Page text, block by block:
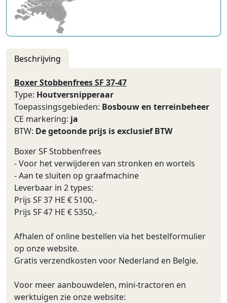
Beschrijving
Boxer Stobbenfrees SF 37-47
Type: Houtversnipperaar
Toepassingsgebieden: Bosbouw en terreinbeheer
CE markering: ja
BTW: De getoonde prijs is exclusief BTW
Boxer SF Stobbenfrees
- Voor het verwijderen van stronken en wortels
- Aan te sluiten op graafmachine
Leverbaar in 2 types:
Prijs SF 37 HE € 5100,-
Prijs SF 47 HE € 5350,-
Afhalen of online bestellen via het bestelformulier
op onze website.
Gratis verzendkosten voor Nederland en Belgie.
Voor meer aanbouwdelen, mini-tractoren en
werktuigen zie onze website: